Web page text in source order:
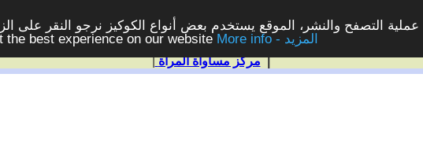
التصفح والنشر، الموقع يستخدم بعض أنواع الكوكيز نرجو النقر على
best experience on our website
More info - المزيد
| مركز مساواة المرأة|